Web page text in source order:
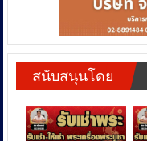
สนับสนุนโดย